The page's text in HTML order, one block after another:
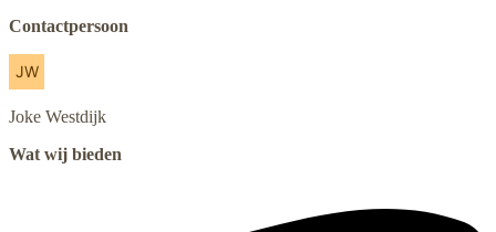
Contactpersoon
Joke Westdijk
Wat wij bieden